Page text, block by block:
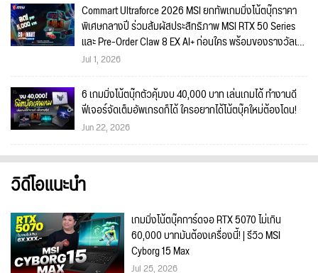
Commart Ultraforce 2026 MSI ยกทัพเกมมิ่งโน้ตบุ๊กราคา
พิเศษกลางปี ร่วมสัมผัสประสิทธิภาพ MSI RTX 50 Series
และ Pre-Order Claw 8 EX AI+ ก่อนใคร พร้อมของรางวัลเข้า
ร่วมกิจกรรมในงาน!
Jul 1, 2026
6 เกมมิ่งโน้ตบุ๊กตัวคุ้มงบ 40,000 บาท เล่นเกมได้ ทำงานดี
ฟีเจอร์จัดเต็มอัพเกรดก็ได้ ใครอยากได้โน้ตบุ๊คใหม่ต้องโดน!
Jun 22, 2026
วิดีโอแนะนำ
เกมมิ่งโน้ตบุ๊คการ์ดจอ RTX 5070 ไม่เกิน
60,000 บาทมันต้องเครื่องนี้! | รีวิว MSI
Cyborg 15 Max
Jul 25, 2026